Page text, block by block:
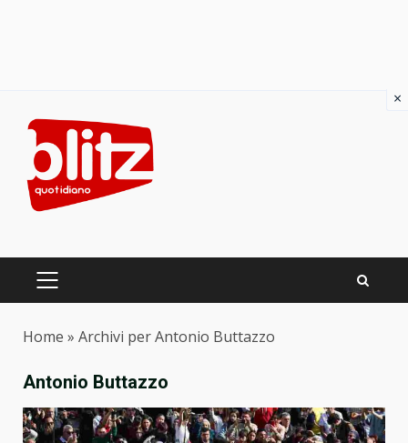
content
PRIMARY
Home » Archivi per Antonio Buttazzo
Antonio Buttazzo
×